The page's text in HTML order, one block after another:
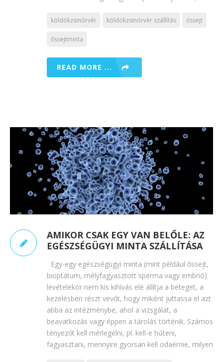
köldökzsinórvér köldökzsinórvér szállítás őssejt
őssejtminta
READ MORE ...
AMIKOR CSAK EGY VAN BELŐLE: AZ
EGÉSZSÉGÜGYI MINTA SZÁLLÍTÁSA
Egy-egy egészségügyi minta (mint például őssejt,
bioptátum, mélyfagyasztott sperma vagy embrió)
levételekor nem kis kihívás elé állítja a beteget, a
kezelésben részt vevőt, hogy miként juttassa el azt
abba az intézménybe, ahol a vizsgálat, a
beavatkozás vagy éppen a tárolás történik. Számos
tényezőt kell mérlegelni, pl. kell-e hűteni,
fagyasztani, mennyire gyorsan kell odaérnie, milyen